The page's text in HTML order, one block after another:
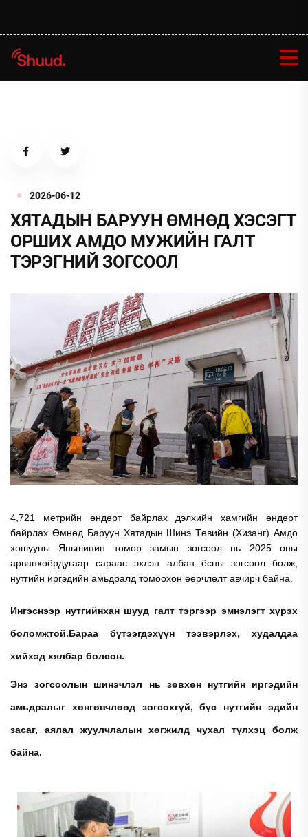
2026-06-12
ХЯТАДЫН БАРУУН ӨМНӨД ХЭСЭГТ
ОРШИХ АМДО МУЖИЙН ГАЛТ
ТЭРЭГНИЙ ЗОГСООЛ
4,721 метрийн өндөрт байрлах дэлхийн хамгийн өндөрт
байрлах Өмнөд Баруун Хятадын Шинэ Төвийн (Xизанг) Амдо
хошууны Яньшипин төмөр замын зогсоол нь 2025 оны
арванхоёрдугаар сараас эхлэн албан ёсны зогсоол болж,
нутгийн иргэдийн амьдралд томоохон өөрчлөлт авчирч байна.
Ингэснээр нутгийнхан шууд галт тэргээр эмнэлэгт хүрэх
боломжтой.Бараа бүтээгдэхүүн тээвэрлэх, худалдаа
хийхэд хялбар болсон.
Энэ зогсоолын шинэчлэл нь зөвхөн нутгийн иргэдийн
амьдралыг хөнгөвчлөөд зогсохгүй, бүс нутгийн эдийн
засаг, аялал жуулчлалын хөгжилд чухал түлхэц болж
байна.